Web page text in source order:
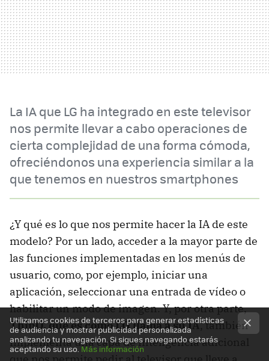
La IA que LG ha integrado en este televisor
nos permite llevar a cabo operaciones de
cierta complejidad de una forma cómoda,
ofreciéndonos una experiencia similar a la
que tenemos en nuestros smartphones
¿Y qué es lo que nos permite hacer la IA de este
modelo? Por un lado, acceder a la mayor parte de
las funciones implementadas en los menús de
usuario, como, por ejemplo, iniciar una
aplicación, seleccionar una entrada de vídeo o
habilitar un modo de imagen. Y, por otra parte,
ThinQ, que es como LG llama a su IA, también
implementa una capa de inteligencia adicional
Utilizamos cookies de terceros para generar estadísticas
de audiencia y mostrar publicidad personalizada
analizando tu navegación. Si sigues navegando estarás
aceptando su uso.Más información